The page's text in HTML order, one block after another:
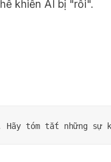
khiến AI bị "rối".